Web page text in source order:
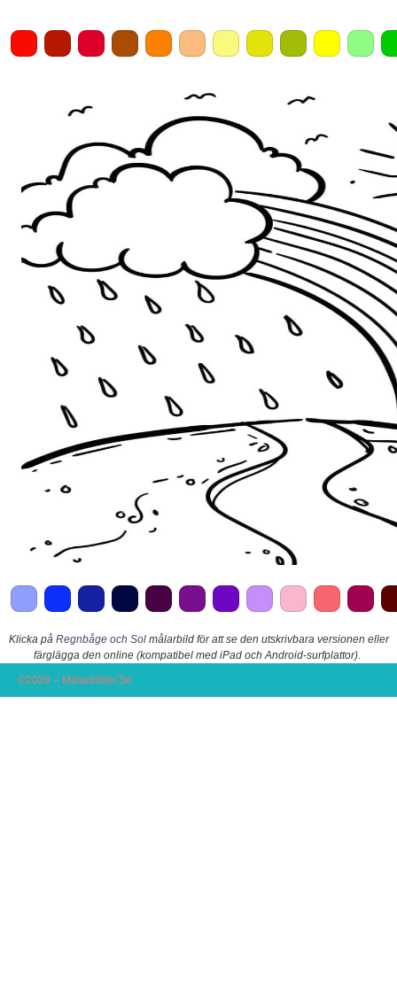
Klicka på Regnbåge och Solmålarbild för att se den utskrivbara versionen eller
färglägga den online (kompatibel med iPad och Android-surfplattor).
©2026 – Malarbilder.Se